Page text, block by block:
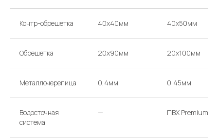
Контр-обрешетка 40х40мм 40х50мм
Обрешетка 20х90мм 20х100мм
Металлочерепица 0,4мм 0,45мм
Водосточная
система
— ПВХ Premium
МОСКВА, 65-Й КМ МКАД,
Проложить маршрут
КАЖДЫЙ ДЕНЬ
ВРЕМЯ РАБОТЫ